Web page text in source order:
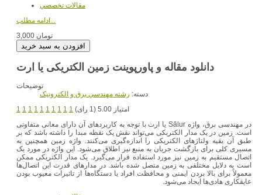
مقالات تخصصي
3,000 تومان
دانلود مقاله و پاورپوینت زمین الکتریکی یا ارت
توضیحات
دسته: رشته مهندسي برق و الکترونيک
1 1 1 1 1 1 1 1 1 1
امتیاز 5.00 (1 رای)
در مهندسی برق، واژه Sālur یا ارت با توجه به کاربردهای آن دارای معانی متفاوتی
است. زمین در یک مدار الکتریکی می‌تواند نقش یک نقطه مبدا را داشته باشد که بر
طبق آن بقیه ولتاژهای الکتریکی را اندازه‌گیری می‌کنند. واژه زمین همچنین به
مسیری کلی برای بازگشت جریان به منبع نیز اطلاق می‌شود. این واژه در مورد یک
اتصال مستقیم به زمین نیز مورد استفاده قرار می‌گیرد. یک مدار الکتریکی ممکن
است به دلایل مختلفی به زمین متصل شده باشد. در مدارهای قدرت این اتصال‌ها
معمولاً برای بالا بردن ایمنی و محافظت افراد یا دستگاه‌ها از تاثیرات معیوب بودن
عایقکاری هادی‌ها ایجاد می‌شود.